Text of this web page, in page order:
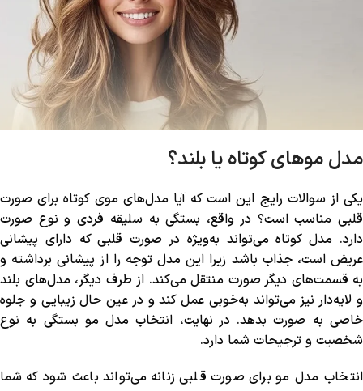
مدل موهای کوتاه یا بلند؟
یکی از سوالات رایج این است که آیا مدل‌های موی کوتاه برای صورت
قلبی مناسب است؟ در واقع، بستگی به سلیقه فردی و نوع صورت
دارد. مدل کوتاه می‌تواند به‌ویژه در صورت قلبی که دارای پیشانی
عریض است، جذاب باشد زیرا این مدل توجه را از پیشانی برداشته و
به قسمت‌های دیگر صورت منتقل می‌کند. از طرف دیگر، مدل‌های بلند
و لایه‌دار نیز می‌تواند به‌خوبی عمل کند و در عین حال زیبایی و جلوه
خاصی به صورت بدهد. در نهایت، انتخاب مدل مو بستگی به نوع
شخصیت و ترجیحات شما دارد.
انتخاب مدل مو برای صورت قلبی زنانه می‌تواند باعث شود که شما